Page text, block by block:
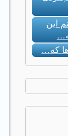
این
که…